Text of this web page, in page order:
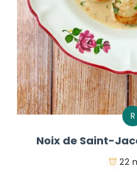
R
Noix de Saint-
22